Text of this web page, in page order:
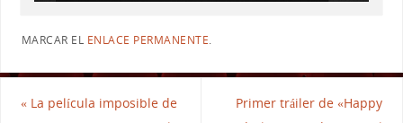
MARCAR EL ENLACE PERMANENTE.
«La película imposible de
Primer tráiler de «Happy